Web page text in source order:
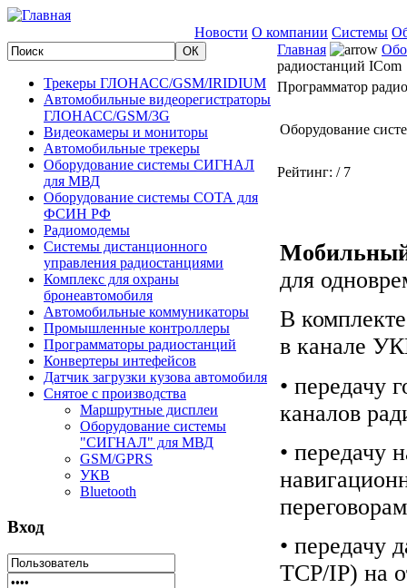
Новости О компании Системы
Трекеры ГЛОНАСС/GSM/IRIDIUM
Автомобильные видеорегистраторы
ГЛОНАСС/GSM/3G
Видеокамеры и мониторы
Автомобильные трекеры
Оборудование системы СИГНАЛ
для МВД
Оборудование системы СОТА для
ФСИН РФ
Радиомодемы
Системы дистанционного
управления радиостанциями
Комплекс для охраны
бронеавтомобиля
Автомобильные коммуникаторы
Промышленные контроллеры
Программаторы радиостанций
Конвертеры интефейсов
Датчик загрузки кузова автомобиля
Снятое с производства
Маршрутные дисплеи
Оборудование системы
"СИГНАЛ" для МВД
GSM/GPRS
УКВ
Bluetooth
Вход
Главная
радиостанций ICom
Программатор
Оборудование
Рейтинг: / 7
для
В
в канале
• передачу
каналов
• передачу
переговорам
• передачу
TCP/IP) на